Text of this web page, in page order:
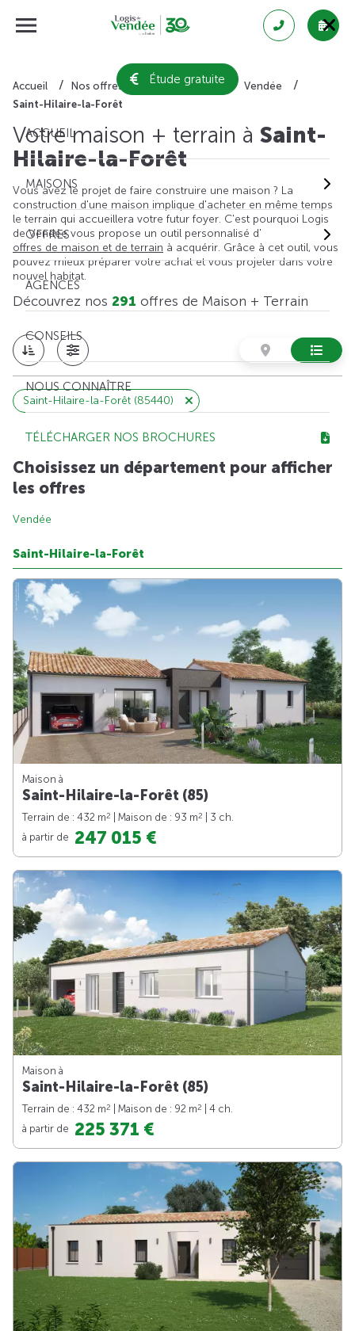
Étude gratuite
ACCUEIL
MAISONS
OFFRES
AGENCES
CONSEILS
NOUS CONNAÎTRE
TÉLÉCHARGER NOS BROCHURES
Accueil Nos offres de maison + terrain
Vendée
Saint-Hilaire-la-Forêt
Votre maison + terrain à Saint-
Hilaire-la-Forêt
Vous avez le projet de faire construire une maison ? La
construction d'une maison implique d'acheter en même temps
le terrain qui accueillera votre futur foyer. C'est pourquoi Logis
de Vendée vous propose un outil personnalisé d'
offres de maison et de terrain à acquérir. Grâce à cet outil, vous
pouvez mieux préparer votre achat et vous projeter dans votre
nouvel habitat.
Découvrez nos 291 offres de Maison + Terrain
Saint-Hilaire-la-Forêt (85440)
Choisissez un département pour afficher
les offres
Vendée
Saint-Hilaire-la-Forêt
Maison à
Saint-Hilaire-la-Forêt (85)
Terrain de : 432 m2 | Maison de : 93 m2
| 3 ch.
à partir de 247 015 €
Maison à
Saint-Hilaire-la-Forêt (85)
Terrain de : 432 m2 | Maison de : 92 m2
| 4 ch.
à partir de 225 371 €